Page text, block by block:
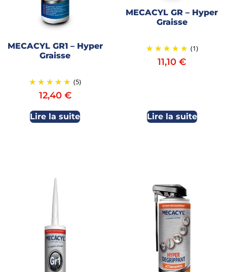
MECACYL GR1 – Hyper
Graisse
(5)
12,40 €
Lire la suite
MECACYL GR – Hyper
Graisse
(1)
11,10€
Lire la suite